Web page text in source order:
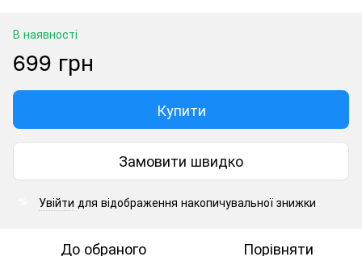
В наявності
699 грн
Купити
Замовити швидко
Увійти для відображення накопичувальної знижки
До обраного Порівняти